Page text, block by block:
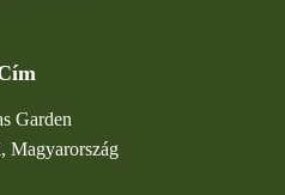
Garden
Magyarország